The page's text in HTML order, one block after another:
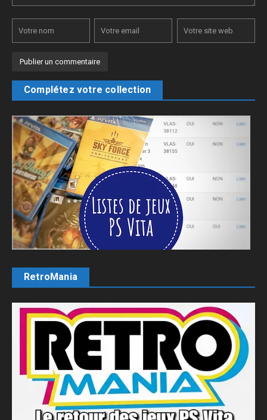
Complétez votre collection
RetroMania